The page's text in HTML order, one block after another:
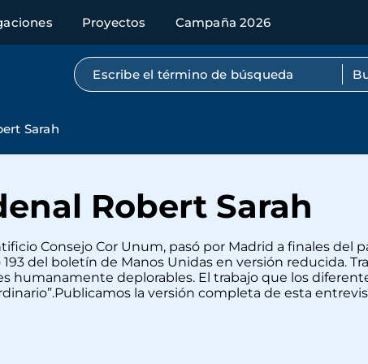
Proyectos Campaña 2026
Búsqueda por texto completo
Sarah
Robert Sarah
Consejo Cor Unum, pasó por Madrid a finales del
del boletín de Manos Unidas en versión reducida.
humanamente deplorables. El trabajo que los
la versión completa de esta